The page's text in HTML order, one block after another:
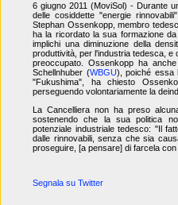
6 giugno 2011 (MoviSol) - Durante
delle cosiddette "energie
Stephan Ossenkopp, membro
ha la ricordato la sua formazione
implichi una diminuzione della
produttività, per l'industria tedesca, e
preoccupato. Ossenkopp ha
Schellnhuber (WBGU), poiché essa
"Fukushima", ha chiesto
perseguendo volontariamente la
La Cancelliera non ha preso
sostenendo che la sua politica
potenziale industriale tedesco: "Il
dalle rinnovabili, senza che sia
proseguire, [a pensare] di farcela
Segnala su Twitter